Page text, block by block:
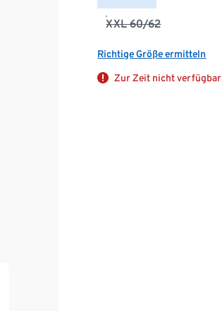
XXL 60/62
Richtige Größe ermitteln
Zur Zeit nicht verfügbar